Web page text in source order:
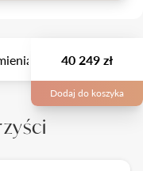
Opis
40 249 zł
Dodaj do koszyka